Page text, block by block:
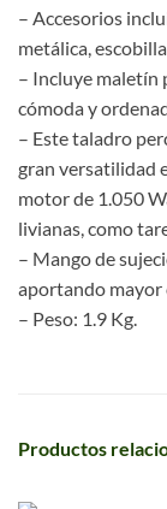
– Accesorios
metálica,
– Incluye maletín
cómoda y
– Este taladro
gran versatilidad
motor de 1.050
livianas, como
– Mango de
aportando mayor
– Peso: 1.9 Kg.
Productos